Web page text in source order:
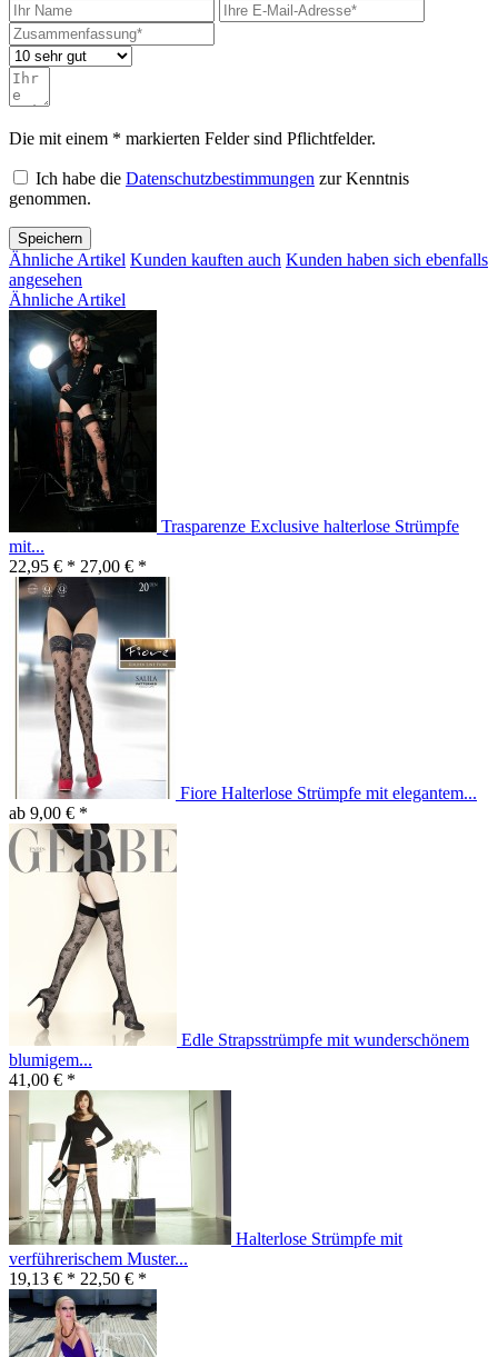
Die mit einem * markierten Felder sind Pflichtfelder.
Ich habe die Datenschutzbestimmungen zur Kenntnis
genommen.
Speichern
Ähnliche Artikel Kunden kauften auch Kunden haben sich ebenfalls
angesehen
Ähnliche Artikel
Trasparenze Exclusive halterlose Strümpfe
mit...
22,95 € * 27,00 € *
Fiore Halterlose Strümpfe mit elegantem...
ab 9,00 € *
Edle Strapsstrümpfe mit wunderschönem
blumigem...
41,00 € *
Halterlose Strümpfe mit
verführerischem Muster...
19,13 € * 22,50 € *